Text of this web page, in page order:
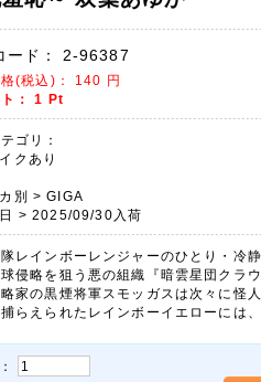
ード： 2-96387
(税込)： 140 円
ト：1 Pt
ゴリ：
クあり
別 >GIGA
>2025/09/30入荷
レインボーレンジャーのひとり・冷
侵略を狙う悪の組織『暗雲星団クラ
略家の黒煙将軍スモッガスは次々に怪
らえられたレインボーイエローには